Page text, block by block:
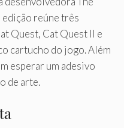
reúne três
Quest, Cat Quest II e
cartucho do jogo. Além
esperar um adesivo
de arte.